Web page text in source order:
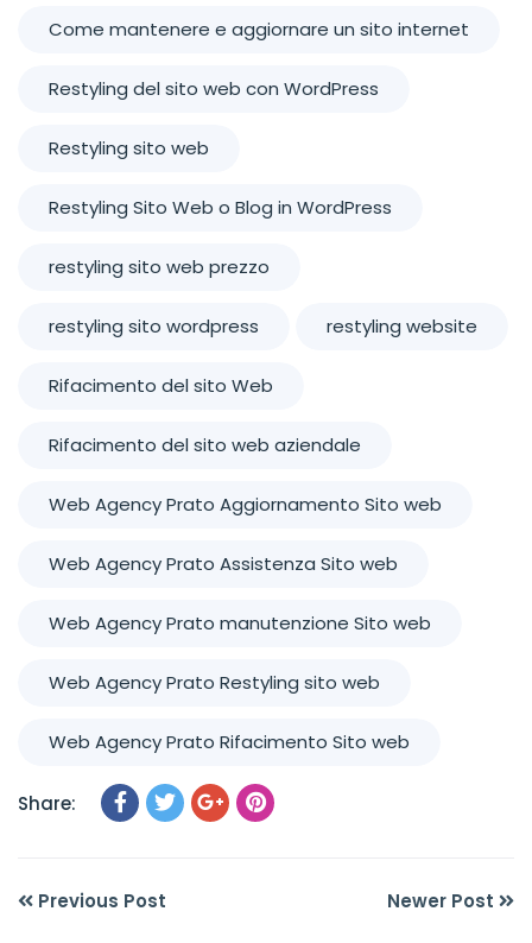
Come mantenere e aggiornare un sito internet
Restyling del sito web con WordPress
Restyling sito web
Restyling Sito Web o Blog in WordPress
restyling sito web prezzo
restyling sito wordpress restyling website
Rifacimento del sito Web
Rifacimento del sito web aziendale
Web Agency Prato Aggiornamento Sito web
Web Agency Prato Assistenza Sito web
Web Agency Prato manutenzione Sito web
Web Agency Prato Restyling sito web
Web Agency Prato Rifacimento Sito web
Share:
Previous Post Newer Post